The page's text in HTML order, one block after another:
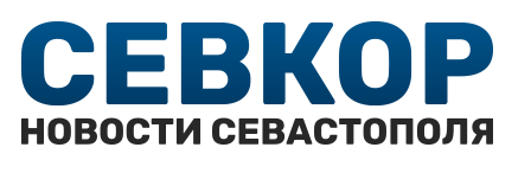
content